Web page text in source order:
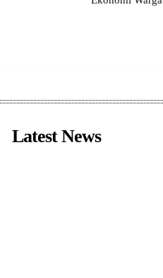
Latest News